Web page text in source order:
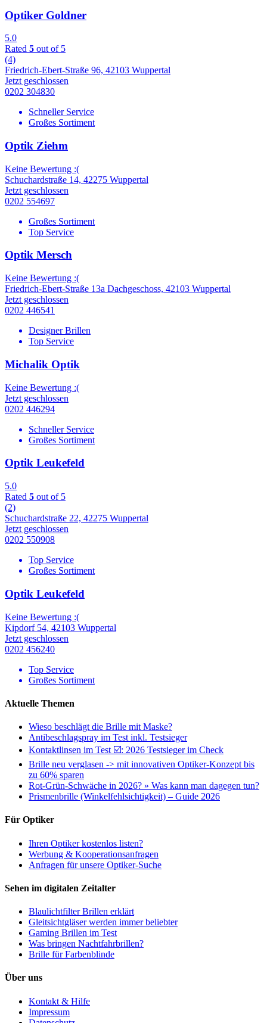
Optiker Goldner
5.0
Rated 5 out of 5
(4)
Friedrich-Ebert-Straße 96, 42103 Wuppertal
Jetzt geschlossen
0202 304830
Schneller Service
Großes Sortiment
Optik Ziehm
Keine Bewertung :(
Schuchardstraße 14, 42275 Wuppertal
Jetzt geschlossen
0202 554697
Großes Sortiment
Top Service
Optik Mersch
Keine Bewertung :(
Friedrich-Ebert-Straße 13a Dachgeschoss, 42103 Wuppertal
Jetzt geschlossen
0202 446541
Designer Brillen
Top Service
Michalik Optik
Keine Bewertung :(
Jetzt geschlossen
0202 446294
Schneller Service
Großes Sortiment
Optik Leukefeld
5.0
Rated 5 out of 5
(2)
Schuchardstraße 22, 42275 Wuppertal
Jetzt geschlossen
0202 550908
Top Service
Großes Sortiment
Optik Leukefeld
Keine Bewertung :(
Kipdorf 54, 42103 Wuppertal
Jetzt geschlossen
0202 456240
Top Service
Großes Sortiment
Aktuelle Themen
Wieso beschlägt die Brille mit Maske?
Antibeschlagspray im Test inkl. Testsieger
Kontaktlinsen im Test ☑️: 2026 Testsieger im Check
Brille neu verglasen -> mit innovativen Optiker-Konzept bis
zu 60% sparen
Rot-Grün-Schwäche in 2026? » Was kann man dagegen tun?
Prismenbrille (Winkelfehlsichtigkeit) – Guide 2026
Für Optiker
Ihren Optiker kostenlos listen?
Werbung & Kooperationsanfragen
Anfragen für unsere Optiker-Suche
Sehen im digitalen Zeitalter
Blaulichtfilter Brillen erklärt
Gleitsichtgläser werden immer beliebter
Gaming Brillen im Test
Was bringen Nachtfahrbrillen?
Brille für Farbenblinde
Über uns
Kontakt & Hilfe
Impressum